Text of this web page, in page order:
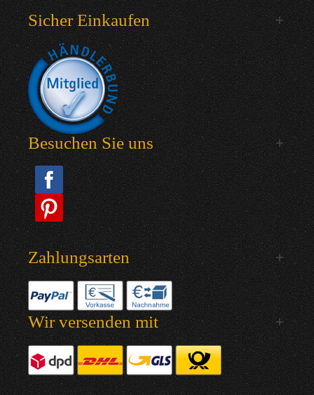
Sicher Einkaufen
Besuchen Sie uns
Zahlungsarten
Wir versenden mit